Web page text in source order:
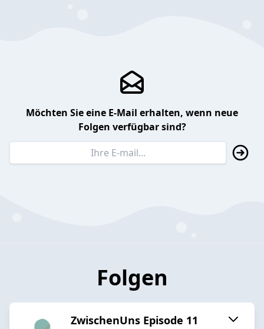
Möchten Sie eine E-Mail erhalten, wenn neue
Folgen verfügbar sind?
Folgen
ZwischenUns Episode 11